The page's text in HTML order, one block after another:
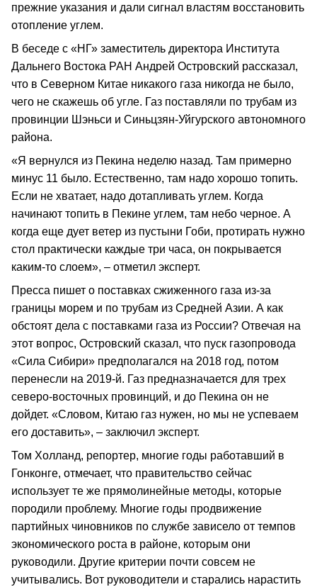
прежние указания и дали сигнал властям восстановить
отопление углем.
В беседе с «НГ» заместитель директора Института
Дальнего Востока РАН Андрей Островский рассказал,
что в Северном Китае никакого газа никогда не было,
чего не скажешь об угле. Газ поставляли по трубам из
провинции Шэньси и Синьцзян-Уйгурского автономного
района.
«Я вернулся из Пекина неделю назад. Там примерно
минус 11 было. Естественно, там надо хорошо топить.
Если не хватает, надо дотапливать углем. Когда
начинают топить в Пекине углем, там небо черное. А
когда еще дует ветер из пустыни Гоби, протирать нужно
стол практически каждые три часа, он покрывается
каким-то слоем», – отметил эксперт.
Пресса пишет о поставках сжиженного газа из-за
границы морем и по трубам из Средней Азии. А как
обстоят дела с поставками газа из России? Отвечая на
этот вопрос, Островский сказал, что пуск газопровода
«Сила Сибири» предполагался на 2018 год, потом
перенесли на 2019-й. Газ предназначается для трех
северо-восточных провинций, и до Пекина он не
дойдет. «Словом, Китаю газ нужен, но мы не успеваем
его доставить», – заключил эксперт.
Том Холланд, репортер, многие годы работавший в
Гонконге, отмечает, что правительство сейчас
использует те же прямолинейные методы, которые
породили проблему. Многие годы продвижение
партийных чиновников по службе зависело от темпов
экономического роста в районе, которым они
руководили. Другие критерии почти совсем не
учитывались. Вот руководители и старались нарастить